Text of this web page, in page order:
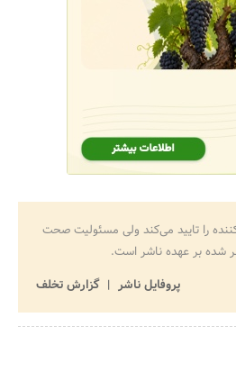
را تایید می‌کند ولی مسئولیت صحت
شده بر عهده ناشر است.
پروفایل ناشر
گزارش تخلف